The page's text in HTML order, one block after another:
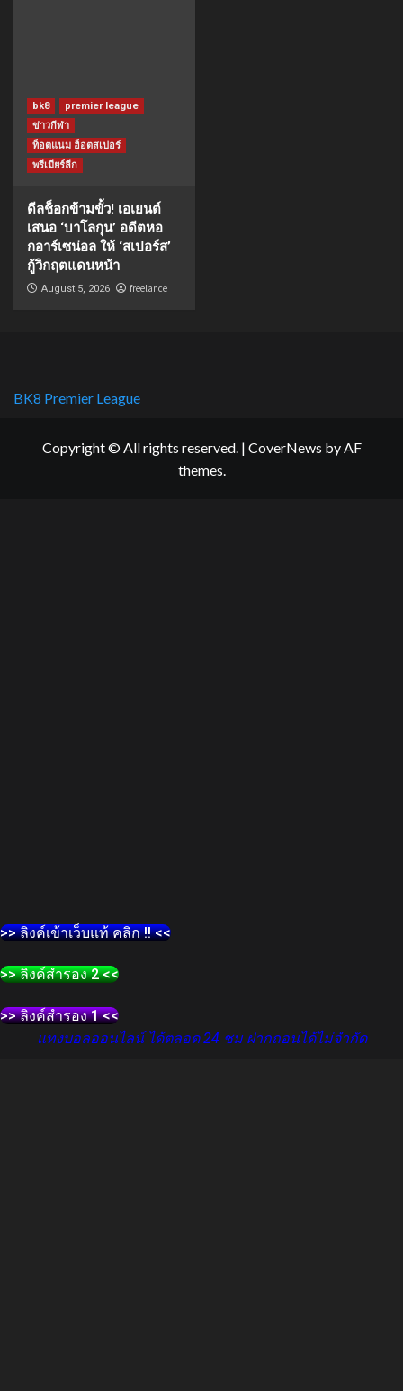
bk8
premier league
ข่าวกีฬา
ท็อตแนม ฮ็อตสเปอร์
พรีเมียร์ลีก
ดีลช็อกข้ามขั้ว! เอเยนต์
เสนอ ‘บาโลกุน’ อดีตหอ
กอาร์เซน่อล ให้ ‘สเปอร์ส’
กู้วิกฤตแดนหน้า
August 5, 2026 freelance
BK8 Premier League
Copyright © All rights reserved. | CoverNews by AF
themes.
>> ลิงค์เข้าเว็บแท้ คลิก !! <<
>> ลิงค์สำรอง 2 <<
>> ลิงค์สำรอง 1 <<
แทงบอลออนไลน์ ได้ตลอด 24 ชม ฝากถอนได้ไม่จำกัด